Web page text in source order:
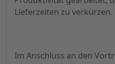
Lieferzeiten zu verkürzen.
Im Anschluss an den